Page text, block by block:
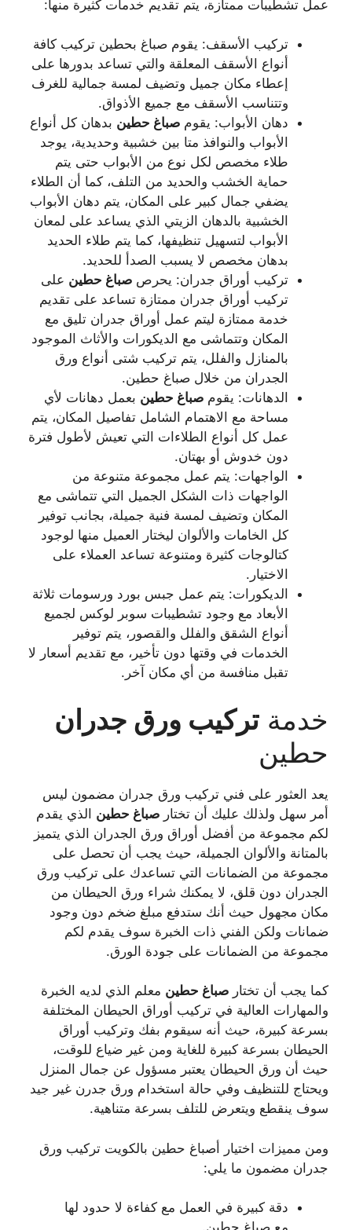
عمل تشطيبات ممتازة، يتم تقديم خدمات كثيرة منها:
تركيب الأسقف: يقوم صباغ بحطين تركيب كافة
أنواع الأسقف المعلقة والتي تساعد بدورها على
إعطاء مكان جميل وتضيف لمسة جمالية للغرف
وتتناسب الأسقف مع جميع الأذواق.
دهان الأبواب: يقوم صباغ حطين بدهان كل أنواع
الأبواب والنوافذ متا بين خشبية وحديدية، يوجد
طلاء مخصص لكل نوع من الأبواب حتى يتم
حماية الخشب والحديد من التلف، كما أن الطلاء
يضفي جمال كبير على المكان، يتم دهان الأبواب
الخشبية بالدهان الزيتي الذي يساعد على لمعان
الأبواب لتسهيل تنظيفها، كما يتم طلاء الحديد
بدهان مخصص لا يسبب الصدأ للحديد.
تركيب أوراق جدران: يحرص صباغ حطين على
تركيب أوراق جدران ممتازة تساعد على تقديم
خدمة ممتازة ليتم عمل أوراق جدران تليق مع
المكان وتتماشى مع الديكورات والأثاث الموجود
بالمنازل والفلل، يتم تركيب شتى أنواع ورق
الجدران من خلال صباغ حطين.
الدهانات: يقوم صباغ حطين بعمل دهانات لأي
مساحة مع الاهتمام الشامل تفاصيل المكان، يتم
عمل كل أنواع الطلاءات التي تعيش لأطول فترة
دون خدوش أو بهتان.
الواجهات: يتم عمل مجموعة متنوعة من
الواجهات ذات الشكل الجميل التي تتماشى مع
المكان وتضيف لمسة فنية جميلة، بجانب توفير
كل الخامات والألوان ليختار العميل منها لوجود
كتالوجات كثيرة ومتنوعة تساعد العملاء على
الاختيار.
الديكورات: يتم عمل جبس بورد ورسومات ثلاثة
الأبعاد مع وجود تشطيبات سوبر لوكس لجميع
أنواع الشقق والفلل والقصور، يتم توفير
الخدمات في وقتها دون تأخير، مع تقديم أسعار لا
تقبل منافسة من أي مكان آخر.
خدمة تركيب ورق جدران
حطين
يعد العثور على فني تركيب ورق جدران مضمون ليس
أمر سهل ولذلك عليك أن تختار صباغ حطين الذي يقدم
لكم مجموعة من أفضل أوراق ورق الجدران الذي يتميز
بالمتانة والألوان الجميلة، حيث يجب أن تحصل على
مجموعة من الضمانات التي تساعدك على تركيب ورق
الجدران دون قلق، لا يمكنك شراء ورق الحيطان من
مكان مجهول حيث أنك ستدفع مبلغ ضخم دون وجود
ضمانات ولكن الفني ذات الخبرة سوف يقدم لكم
مجموعة من الضمانات على جودة الورق.
كما يجب أن تختار صباغ حطين معلم الذي لديه الخبرة
والمهارات العالية في تركيب أوراق الحيطان المختلفة
بسرعة كبيرة، حيث أنه سيقوم بفك وتركيب أوراق
الحيطان بسرعة كبيرة للغاية ومن غير ضياع للوقت،
حيث أن ورق الحيطان يعتبر مسؤول عن جمال المنزل
ويحتاج للتنظيف وفي حالة استخدام ورق جدرن غير جيد
سوف ينقطع ويتعرض للتلف بسرعة متناهية.
ومن مميزات اختيار أصباغ حطين بالكويت تركيب ورق
جدران مضمون ما يلي:
دقة كبيرة في العمل مع كفاءة لا حدود لها